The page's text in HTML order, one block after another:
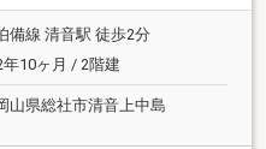
備線 清音駅 徒歩2分
年10ヶ月 / 2階建
山県総社市清音上中島